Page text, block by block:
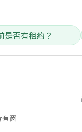
是否有租約？
有窗